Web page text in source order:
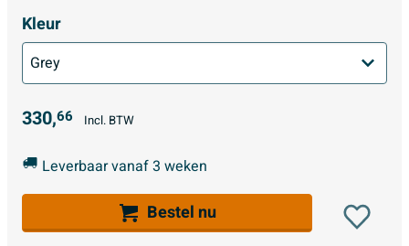
Kleur
330,66 Incl. BTW
Leverbaar vanaf 3 weken
Bestel nu